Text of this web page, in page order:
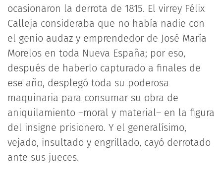
ocasionaron la derrota de 1815. El virrey Félix
Calleja consideraba que no había nadie con
el genio audaz y emprendedor de José María
Morelos en toda Nueva España; por eso,
después de haberlo capturado a finales de
ese año, desplegó toda su poderosa
maquinaria para consumar su obra de
aniquilamiento –moral y material– en la figura
del insigne prisionero. Y el generalísimo,
vejado, insultado y engrillado, cayó derrotado
ante sus jueces.